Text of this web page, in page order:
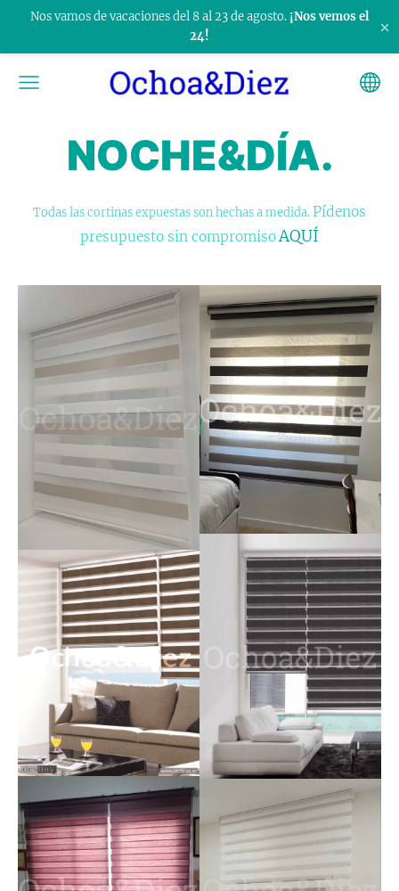
Nos vamos de vacaciones del 8 al 23 de agosto. ¡Nos vemos el
24!
×
NOCHE&DÍA.
Todas las cortinas expuestas son hechas a medida. Pídenos
presupuesto sin compromisoAQUÍ